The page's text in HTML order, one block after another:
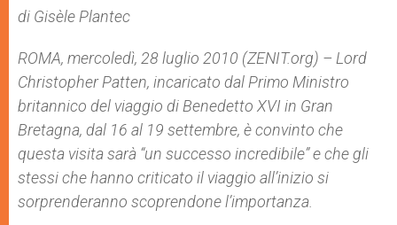
p
p
g
e
o
k
di Gisèle Plantec
ROMA, mercoledì, 28 luglio 2010 (ZENIT.org) – Lord
Christopher Patten, incaricato dal Primo Ministro
britannico del viaggio di Benedetto XVI in Gran
Bretagna, dal 16 al 19 settembre, è convinto che
questa visita sarà “un successo incredibile” e che gli
stessi che hanno criticato il viaggio all’inizio si
sorprenderanno scoprendone l’importanza.